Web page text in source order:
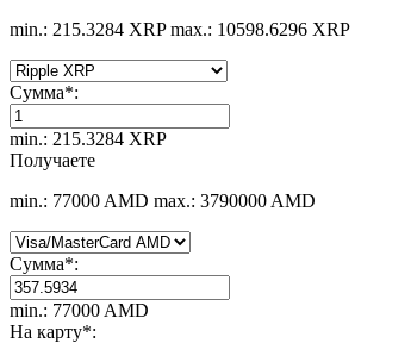
min.: 215.3284 XRP max.: 10598.6296 XRP
Сумма*:
min.: 215.3284 XRP
Получаете
min.: 77000 AMD max.: 3790000 AMD
Сумма*:
min.: 77000 AMD
На карту*: